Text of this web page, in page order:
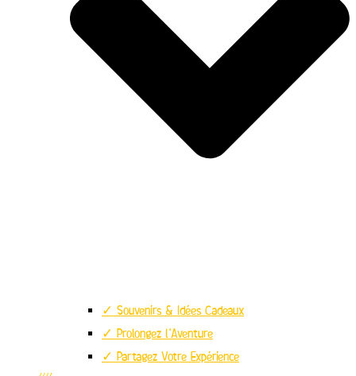
✓ Souvenirs & Idées Cadeaux
✓ Prolongez l’Aventure
✓ Partagez Votre Expérience